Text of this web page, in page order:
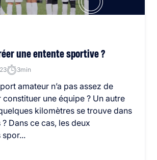
une entente sportive ?
3min
amateur n’a pas assez de
une équipe ? Un autre
kilomètres se trouve dans
Dans ce cas, les deux